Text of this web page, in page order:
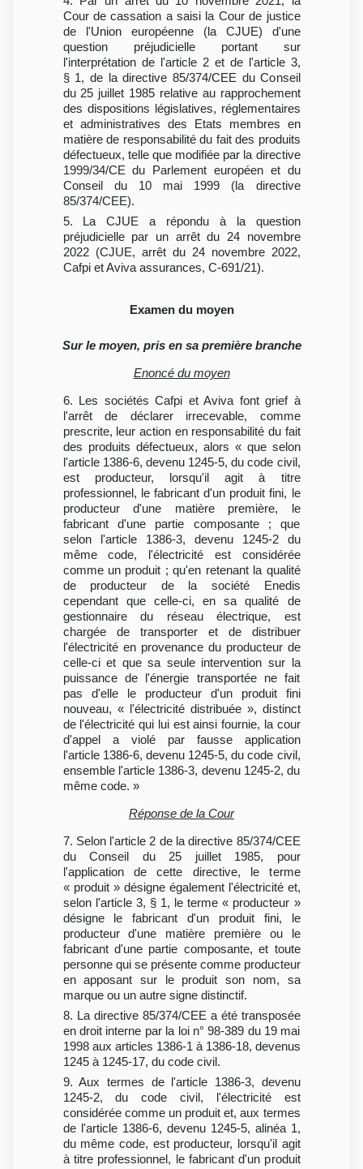
Cour de cassation a saisi la Cour de justice
de l'Union européenne (la CJUE) d'une
question préjudicielle portant sur
l'interprétation de l'article 2 et de l'article 3,
§ 1, de la directive 85/374/CEE du Conseil
du 25 juillet 1985 relative au rapprochement
des dispositions législatives, réglementaires
et administratives des Etats membres en
matière de responsabilité du fait des produits
défectueux, telle que modifiée par la directive
1999/34/CE du Parlement européen et du
Conseil du 10 mai 1999 (la directive
85/374/CEE).
5. La CJUE a répondu à la question
préjudicielle par un arrêt du 24 novembre
2022 (CJUE, arrêt du 24 novembre 2022,
Cafpi et Aviva assurances, C-691/21).
Examen du moyen
Sur le moyen, pris en sa première branche
Enoncé du moyen
6. Les sociétés Cafpi et Aviva font grief à
l'arrêt de déclarer irrecevable, comme
prescrite, leur action en responsabilité du fait
des produits défectueux, alors « que selon
l'article 1386-6, devenu 1245-5, du code civil,
est producteur, lorsqu'il agit à titre
professionnel, le fabricant d'un produit fini, le
producteur d'une matière première, le
fabricant d'une partie composante ; que
selon l'article 1386-3, devenu 1245-2 du
même code, l'électricité est considérée
comme un produit ; qu'en retenant la qualité
de producteur de la société Enedis
cependant que celle-ci, en sa qualité de
gestionnaire du réseau électrique, est
chargée de transporter et de distribuer
l'électricité en provenance du producteur de
celle-ci et que sa seule intervention sur la
puissance de l'énergie transportée ne fait
pas d'elle le producteur d'un produit fini
nouveau, « l'électricité distribuée », distinct
de l'électricité qui lui est ainsi fournie, la cour
d'appel a violé par fausse application
l'article 1386-6, devenu 1245-5, du code civil,
ensemble l'article 1386-3, devenu 1245-2, du
même code. »
Réponse de la Cour
7. Selon l'article 2 de la directive 85/374/CEE
du Conseil du 25 juillet 1985, pour
l'application de cette directive, le terme
« produit » désigne également l'électricité et,
selon l'article 3, § 1, le terme « producteur »
désigne le fabricant d'un produit fini, le
producteur d'une matière première ou le
fabricant d'une partie composante, et toute
personne qui se présente comme producteur
en apposant sur le produit son nom, sa
marque ou un autre signe distinctif.
8. La directive 85/374/CEE a été transposée
en droit interne par la loi n° 98-389 du 19 mai
1998 aux articles 1386-1 à 1386-18, devenus
1245 à 1245-17, du code civil.
9. Aux termes de l'article 1386-3, devenu
1245-2, du code civil, l'électricité est
considérée comme un produit et, aux termes
de l'article 1386-6, devenu 1245-5, alinéa 1,
du même code, est producteur, lorsqu'il agit
à titre professionnel, le fabricant d'un produit